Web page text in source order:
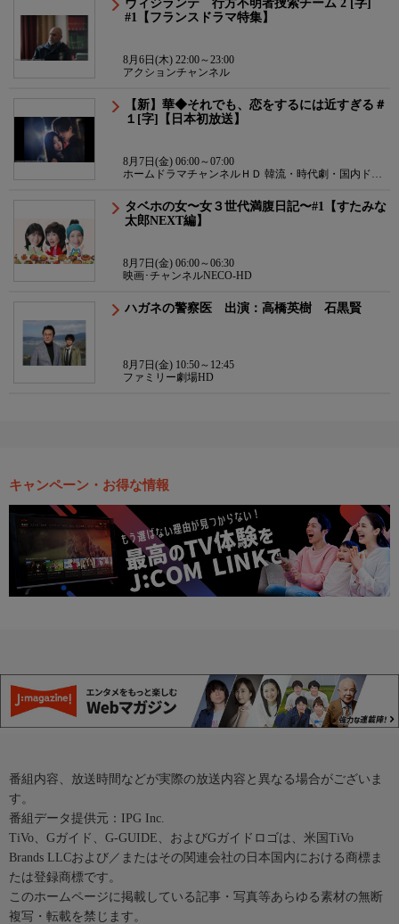
ヴィジランテ 行方不明者捜索チーム 2 [字]
#1【フランスドラマ特集】
8月6日(木) 22:00～23:00
アクションチャンネル
【新】華◆それでも、恋をするには近すぎる＃
１[字]【日本初放送】
8月7日(金) 06:00～07:00
ホームドラマチャンネルＨＤ 韓流・時代劇・国内ドラ
タベホの女〜女３世代満腹日記〜#1【すたみな
太郎NEXT編】
8月7日(金) 06:00～06:30
映画･チャンネルNECO-HD
ハガネの警察医 出演：高橋英樹 石黒賢
8月7日(金) 10:50～12:45
ファミリー劇場HD
キャンペーン・お得な情報
番組内容、放送時間などが実際の放送内容と異なる場合がございま
す。
番組データ提供元：IPG Inc.
TiVo、Gガイド、G-GUIDE、およびGガイドロゴは、米国TiVo
Brands LLCおよび／またはその関連会社の日本国内における商標ま
たは登録商標です。
このホームページに掲載している記事・写真等あらゆる素材の無断
複写・転載を禁じます。